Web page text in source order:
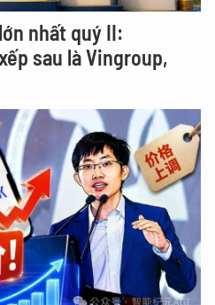
nhất quý II:
sau là Vingroup,